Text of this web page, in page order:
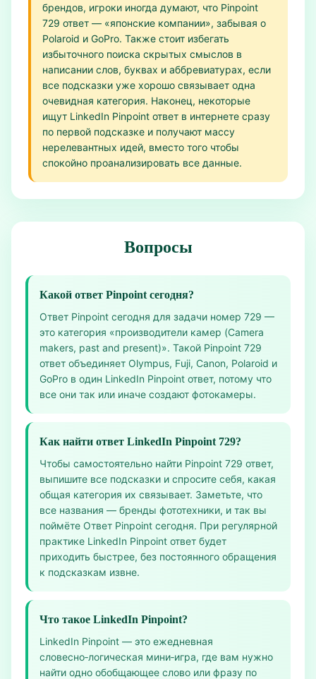
брендов, игроки иногда думают, что Pinpoint
729 ответ — «японские компании», забывая о
Polaroid и GoPro. Также стоит избегать
избыточного поиска скрытых смыслов в
написании слов, буквах и аббревиатурах, если
все подсказки уже хорошо связывает одна
очевидная категория. Наконец, некоторые
ищут LinkedIn Pinpoint ответ в интернете сразу
по первой подсказке и получают массу
нерелевантных идей, вместо того чтобы
спокойно проанализировать все данные.
Вопросы
Какой ответ Pinpoint сегодня?
Ответ Pinpoint сегодня для задачи номер 729 —
это категория «производители камер (Camera
makers, past and present)». Такой Pinpoint 729
ответ объединяет Olympus, Fuji, Canon, Polaroid и
GoPro в один LinkedIn Pinpoint ответ, потому что
все они так или иначе создают фотокамеры.
Как найти ответ LinkedIn Pinpoint 729?
Чтобы самостоятельно найти Pinpoint 729 ответ,
выпишите все подсказки и спросите себя, какая
общая категория их связывает. Заметьте, что
все названия — бренды фототехники, и так вы
поймёте Ответ Pinpoint сегодня. При регулярной
практике LinkedIn Pinpoint ответ будет
приходить быстрее, без постоянного обращения
к подсказкам извне.
Что такое LinkedIn Pinpoint?
LinkedIn Pinpoint — это ежедневная
словесно‑логическая мини‑игра, где вам нужно
найти одно обобщающее слово или фразу по